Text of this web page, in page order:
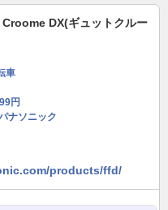
DX(ギュットクルー
車
円
ナソニック
products/ffd/